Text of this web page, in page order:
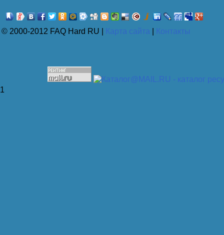
© 2000-2012 FAQ Hard RU | Карта сайта Контакты
1